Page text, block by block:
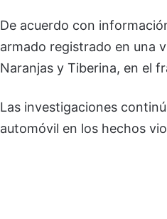
De acuerdo con
armado registrado en una
Naranjas y Tiberina, en el
Las investigaciones
automóvil en los hechos